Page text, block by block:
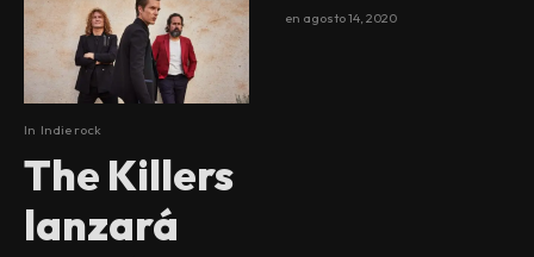
In Indie rock
The Killers
lanzará
en agosto 14, 2020